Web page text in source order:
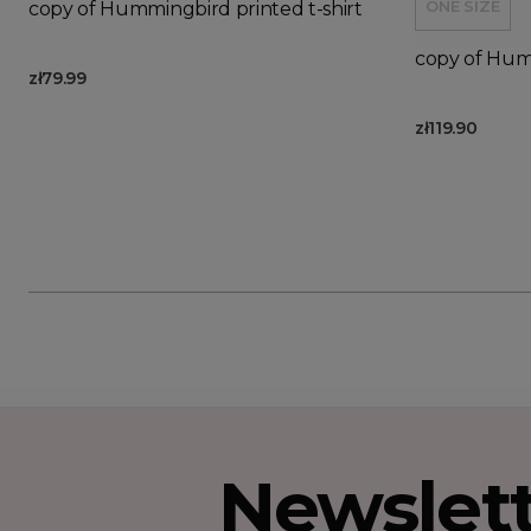
copy of Hummingbird printed t-shirt
zł79.99
ONE SIZE
copy of
zł119.90